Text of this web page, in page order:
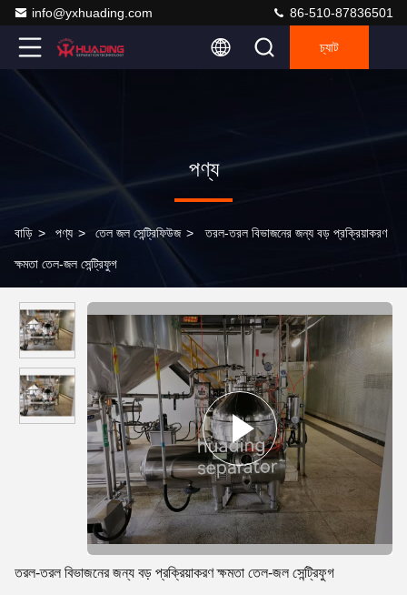
info@yxhuading.com 86-510-87836501
চ্যাট
পণ্য
বাড়ি > পণ্য > তেল জল সেন্ট্রিফিউজ > তরল-তরল বিভাজনের জন্য বড় প্রক্রিয়াকরণ
ক্ষমতা তেল-জল সেন্ট্রিফুগ
তরল-তরল বিভাজনের জন্য বড় প্রক্রিয়াকরণ ক্ষমতা তেল-জল সেন্ট্রিফুগ